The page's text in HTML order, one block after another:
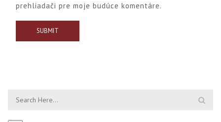
prehliadači pre moje budúce komentáre.